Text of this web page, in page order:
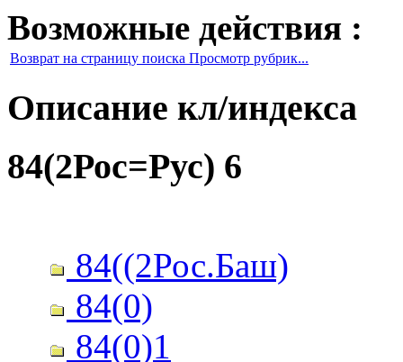
Возможные действия :
Возврат на страницу поиска Просмотр рубрик...
Описание кл/индекса
84(2Рос=Рус) 6
84((2Рос.Баш)
84(0)
84(0)1